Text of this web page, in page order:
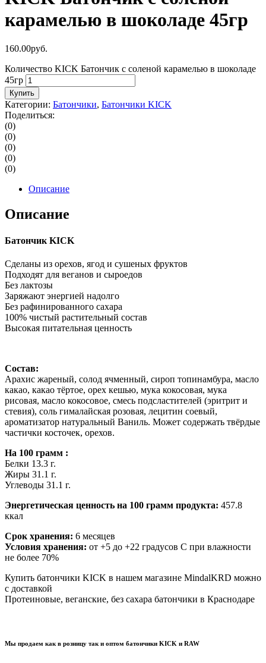
карамелью в шоколаде 45гр
160.00руб.
Количество KICK Батончик с соленой карамелью в шоколаде
45гр
Купить
Категории: Батончики, Батончики KICK
Поделиться:
(0)
(0)
(0)
(0)
(0)
Описание
Описание
Батончик KICK
Сделаны из орехов, ягод и сушеных фруктов
Подходят для веганов и сыроедов
Без лактозы
Заряжают энергией надолго
Без рафинированного сахара
100% чистый растительный состав
Высокая питательная ценность
Состав:
Арахис жареный, солод ячменный, сироп топинамбура, масло
какао, какао тёртое, орех кешью, мука кокосовая, мука
рисовая, масло кокосовое, смесь подсластителей (эритрит и
стевия), соль гималайская розовая, лецитин соевый,
ароматизатор натуральный Ваниль. Может содержать твёрдые
частички косточек, орехов.
На 100 грамм :
Белки 13.3 г.
Жиры 31.1 г.
Углеводы 31.1 г.
Энергетическая ценность на 100 грамм продукта: 457.8
ккал
Срок хранения: 6 месяцев
Условия хранения: от +5 до +22 градусов С при влажности
не более 70%
Купить батончики KICK в нашем магазине MindalKRD можно
с доставкой
Протеиновые, веганские, без сахара батончики в Краснодаре
Мы продаем как в розницу так и оптом батончики KICK и RAW